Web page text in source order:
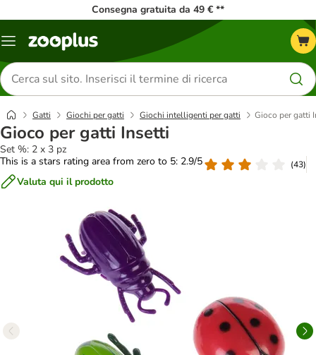
Consegna gratuita da 49 € **
Overview
Cerca
prodotti
Gatti Giochi per gatti Giochi intelligenti per gatti Gioco per gatti
Gioco per gatti Insetti
Set %: 2 x 3 pz
This is a stars rating area from zero to 5: 2.9/5
(43)
Valuta qui il prodotto